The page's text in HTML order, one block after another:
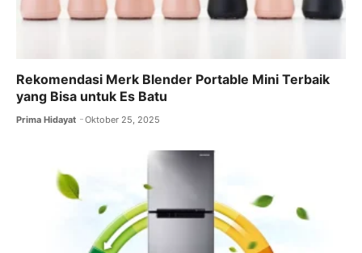
Rekomendasi Merk Blender Portable Mini Terbaik
yang Bisa untuk Es Batu
Prima Hidayat Oktober 25, 2025